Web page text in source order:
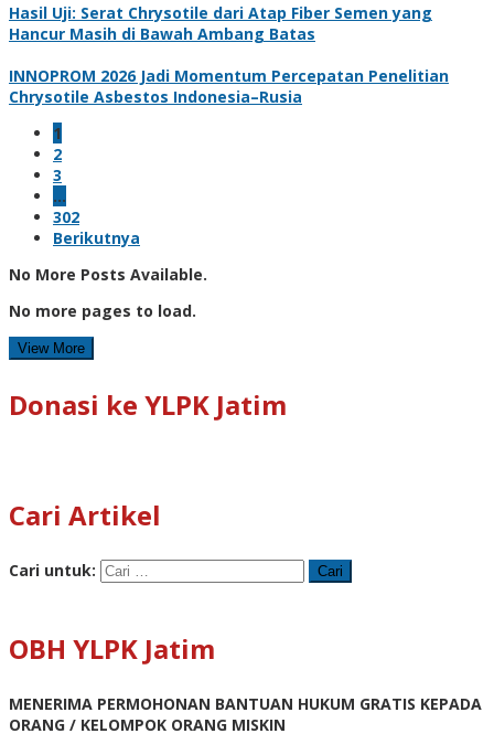
Hasil Uji: Serat Chrysotile dari Atap Fiber Semen yang
Hancur Masih di Bawah Ambang Batas
INNOPROM 2026 Jadi Momentum Percepatan Penelitian
Chrysotile Asbestos Indonesia–Rusia
1
2
3
…
302
Berikutnya
No More Posts Available.
No more pages to load.
View More
Donasi ke YLPK Jatim
Cari Artikel
Cari untuk:
OBH YLPK Jatim
MENERIMA PERMOHONAN BANTUAN HUKUM GRATIS KEPADA
ORANG / KELOMPOK ORANG MISKIN